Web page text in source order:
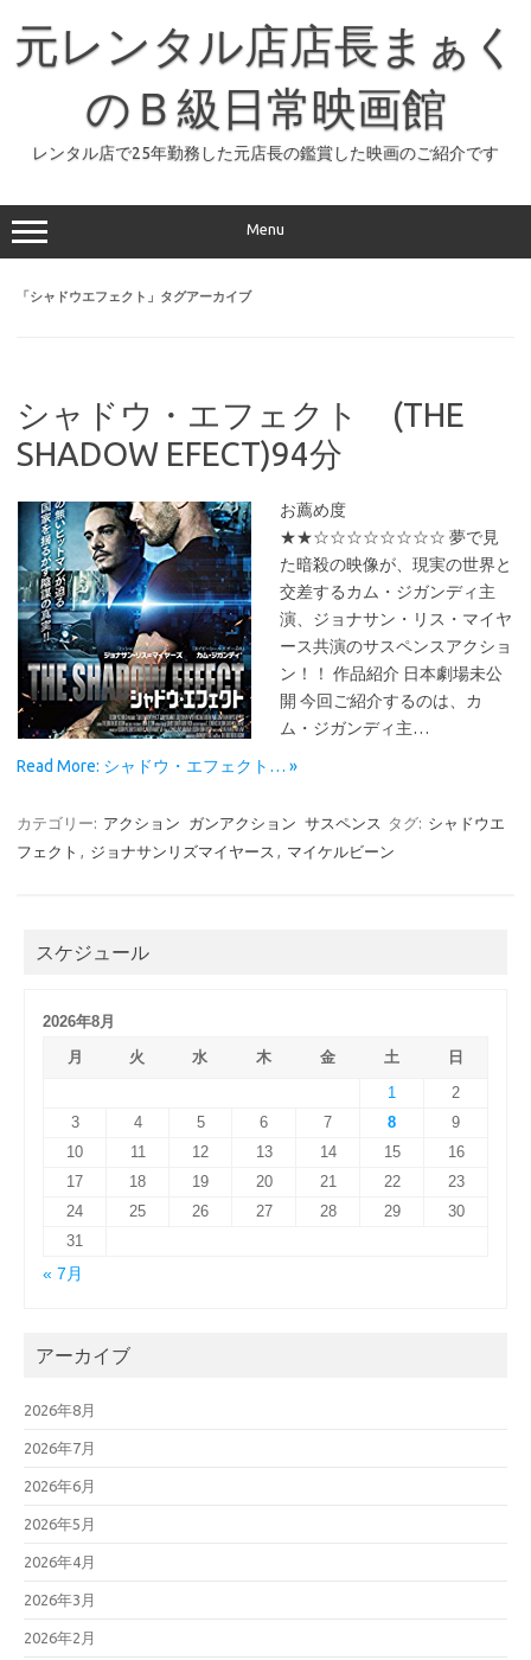
元レンタル店店長まぁく
のＢ級日常映画館
レンタル店で25年勤務した元店長の鑑賞した映画のご紹介です
Menu
「シャドウエフェクト 」タグアーカイブ
シャドウ・エフェクト (THE
SHADOW EFECT)94分
お薦め度
★★☆☆☆☆☆☆☆☆ 夢で見
た暗殺の映像が、現実の世界と
交差するカム・ジガンディ主
演、ジョナサン・リス・マイヤ
ース共演のサスペンスアクショ
ン！！ 作品紹介 日本劇場未公
開 今回ご紹介するのは、カ
ム・ジガンディ主…
Read More: シャドウ・エフェクト… »
カテゴリー: アクション ガンアクション サスペンス タグ: シャドウエ
フェクト , ジョナサンリズマイヤース , マイケルビーン
スケジュール
2026年8月
月
火 水 木 金 土
日
1
2
3
4 5 6 7 8
9
10
11 12 13 14 15
16
17
18 19 20 21 22
23
24
25 26 27 28 29
30
31
« 7月
アーカイブ
2026年8月
2026年7月
2026年6月
2026年5月
2026年4月
2026年3月
2026年2月